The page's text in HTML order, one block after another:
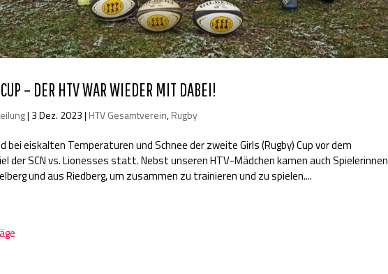
– DER HTV WAR WIEDER MIT DABEI!
| 3 Dez. 2023| HTV Gesamtverein,Rugby
bei eiskalten Temperaturen und Schnee der zweite Girls (Rugby) Cup vor dem
der SCN vs. Lionesses statt. Nebst unseren HTV-Mädchen kamen auch Spielerinnen
und aus Riedberg, um zusammen zu trainieren und zu spielen....